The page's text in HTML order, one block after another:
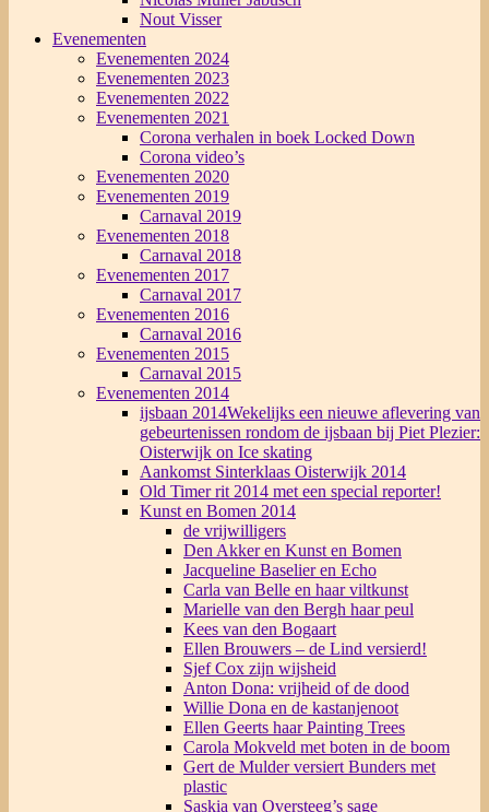
Nout Visser
Evenementen
Evenementen 2024
Evenementen 2023
Evenementen 2022
Evenementen 2021
Corona verhalen in boek Locked Down
Corona video’s
Evenementen 2020
Evenementen 2019
Carnaval 2019
Evenementen 2018
Carnaval 2018
Evenementen 2017
Carnaval 2017
Evenementen 2016
Carnaval 2016
Evenementen 2015
Carnaval 2015
Evenementen 2014
ijsbaan 2014Wekelijks een nieuwe aflevering van
gebeurtenissen rondom de ijsbaan bij Piet Plezier:
Oisterwijk on Ice skating
Aankomst Sinterklaas Oisterwijk 2014
Old Timer rit 2014 met een special reporter!
Kunst en Bomen 2014
de vrijwilligers
Den Akker en Kunst en Bomen
Jacqueline Baselier en Echo
Carla van Belle en haar viltkunst
Marielle van den Bergh haar peul
Kees van den Bogaart
Ellen Brouwers – de Lind versierd!
Sjef Cox zijn wijsheid
Anton Dona: vrijheid of de dood
Willie Dona en de kastanjenoot
Ellen Geerts haar Painting Trees
Carola Mokveld met boten in de boom
Gert de Mulder versiert Bunders met
plastic
Saskia van Oversteeg’s sage